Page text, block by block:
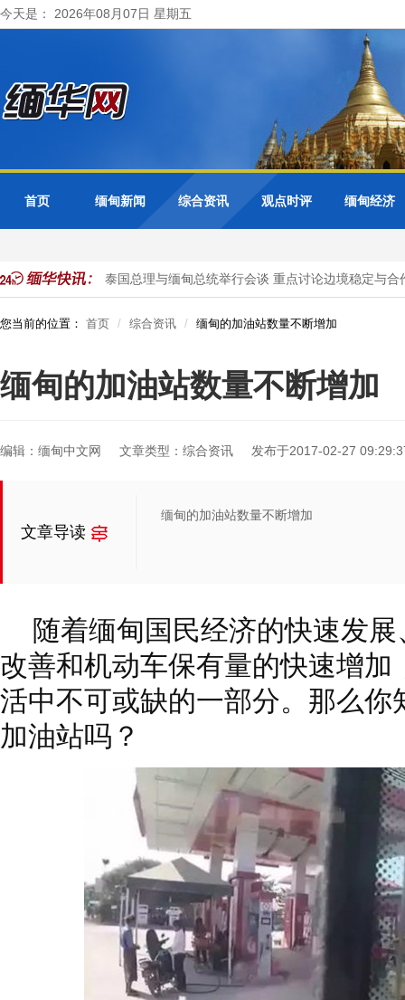
今天是： 2026年08月07日 星期五
首页 缅甸新闻 综合资讯 观点时评 缅甸经济
民被抓获 泰国总理与缅甸总统举行会谈 重点讨论边境稳定与合作
您当前的位置： 首页 综合资讯 缅甸的加油站数量不断增加
缅甸的加油站数量不断增加
编辑：缅甸中文网 文章类型：综合资讯 发布于2017-02-27
文章导读
缅甸的加油站数量不断增加
随着缅甸国民经济的快速发
改善和机动车保有量的快速增
活中不可或缺的一部分。那么你
加油站吗？